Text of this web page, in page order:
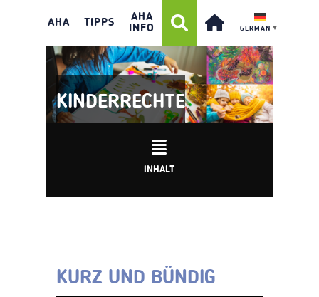
AHA TIPPS
AHA
INFO
GERMAN ▼
KINDERRECHTE
INHALT
KURZ UND BÜNDIG